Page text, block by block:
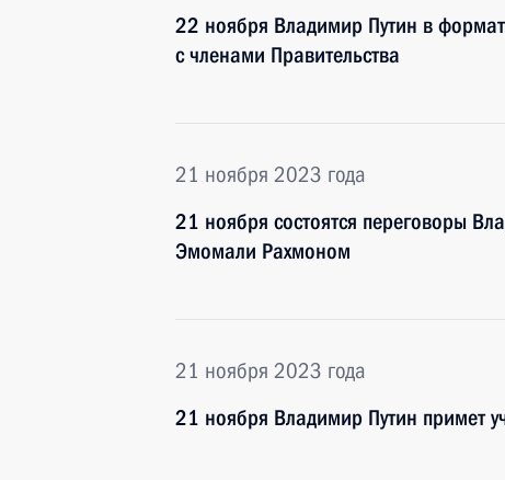
22 ноября Владимир Путин в
с членами Правительства
21 ноября 2023 года
21 ноября состоятся переговоры
Эмомали Рахмоном
21 ноября 2023 года
21 ноября Владимир Путин примет